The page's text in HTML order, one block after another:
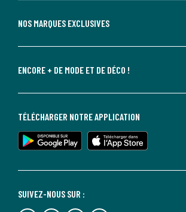
NOS MARQUES EXCLUSIVES
ENCORE + DE MODE ET DE DÉCO !
SUIVEZ-NOUS SUR :
TÉLÉCHARGER NOTRE APPLICATION